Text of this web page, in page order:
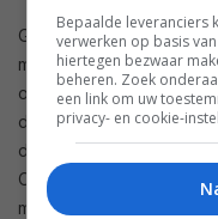
Google Agenda zal
mooi tijdstip komen. Je
onderin beeld, geeft
doen, wanneer je het
de app zal daarna
Ook kun je die doelen
momenten waarop ze
Bepaalde leveranciers
verwerken op basis
hiertegen bezwaar
beheren. Zoek
een link om uw
privacy- en cookie-